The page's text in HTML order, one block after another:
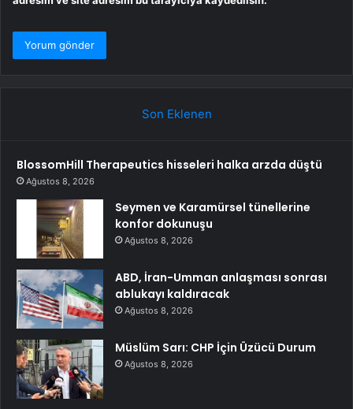
Son Eklenen
BlossomHill Therapeutics hisseleri halka arzda düştü
Ağustos 8, 2026
Seymen ve Karamürsel tünellerine
konfor dokunuşu
Ağustos 8, 2026
ABD, İran-Umman anlaşması sonrası
ablukayı kaldıracak
Ağustos 8, 2026
Müslüm Sarı: CHP İçin Üzücü Durum
Ağustos 8, 2026